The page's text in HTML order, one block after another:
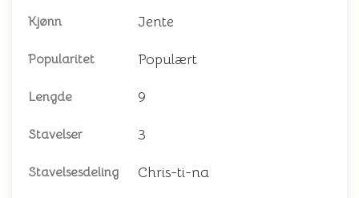
Kjønn Jente
Popularitet Populært
Lengde 9
Stavelser 3
Stavelsesdeling Chris-ti-na